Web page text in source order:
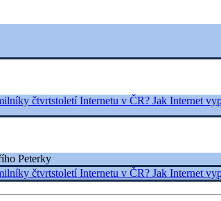
čtvrtstoletí Internetu v ČR? Jak Internet
Peterky
čtvrtstoletí Internetu v ČR? Jak Internet